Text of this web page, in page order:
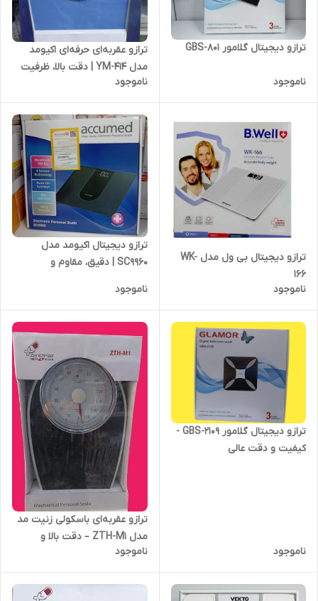
ترازو دیجیتال گلامور GBS-801
ناموجود
ترازو عقربه‌ای حرفه‌ای اکیومد
مدل YM-414 | دقت بالا، ظرفیت
136 کیلوگرم، مناسب کلینیک و
باشگاه
ناموجود
ترازو دیجیتال بی ول مدل WK-
166
ناموجود
ترازو دیجیتال اکیومد مدل
SC9960 | دقیق، مقاوم و
ناموجود
ترازو دیجیتال گلامور GBS-2109 -
کیفیت و دقت عالی
ناموجود
ترازو عقربه‌ای باسکولی زنیت مد
مدل ZTH-M1 – دقت بالا و
کیفیت فوق‌العاده
ناموجود